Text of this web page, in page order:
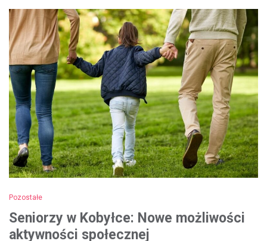
Pozostałe
Seniorzy w Kobyłce: Nowe możliwości
aktywności społecznej